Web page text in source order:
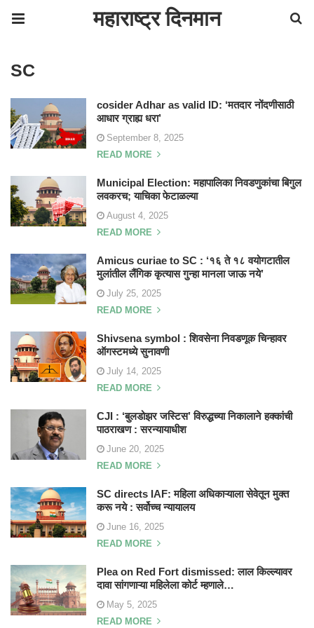
महाराष्ट्र दिनमान
SC
cosider Adhar as valid ID: ‘मतदार नोंदणीसाठी
आधार ग्राह्य धरा’
September 8, 2025
READ MORE
Municipal Election: महापालिका निवडणुकांचा बिगुल
लवकरच; याचिका फेटाळल्या
August 4, 2025
READ MORE
Amicus curiae to SC : ‘१६ ते १८ वयोगटातील
मुलांतील लैंगिक कृत्यास गुन्हा मानला जाऊ नये’
July 25, 2025
READ MORE
Shivsena symbol : शिवसेना निवडणूक चिन्हावर
ऑगस्टमध्ये सुनावणी
July 14, 2025
READ MORE
CJI : ‘बुलडोझर जस्टिस’ विरुद्धच्या निकालाने हक्कांची
पाठराखण : सरन्यायाधीश
June 20, 2025
READ MORE
SC directs IAF: महिला अधिकाऱ्याला सेवेतून मुक्त
करू नये : सर्वोच्च न्यायालय
June 16, 2025
READ MORE
Plea on Red Fort dismissed: लाल किल्ल्यावर
दावा सांगणाऱ्या महिलेला कोर्ट म्हणाले…
May 5, 2025
READ MORE